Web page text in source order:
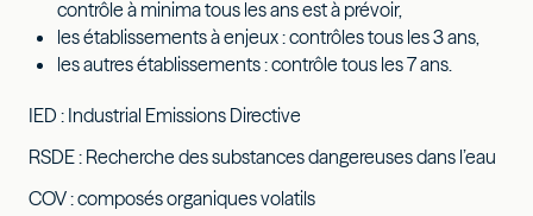
contrôle à minima tous les ans est à prévoir,
les établissements à enjeux : contrôles tous les 3 ans,
les autres établissements : contrôle tous les 7 ans.
IED : Industrial Emissions Directive
RSDE : Recherche des substances dangereuses dans l’eau
COV : composés organiques volatils